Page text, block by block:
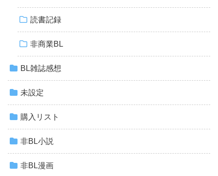
読書記録
非商業BL
BL雑誌感想
未設定
購入リスト
非BL小説
非BL漫画